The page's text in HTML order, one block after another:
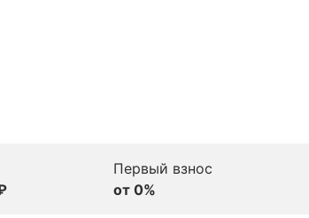
Первый взнос
от 0%